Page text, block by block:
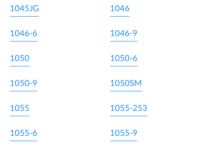
1045JG 1046
1046-6 1046-9
1050 1050-6
1050-9 1050SM
1055 1055-253
1055-6 1055-9